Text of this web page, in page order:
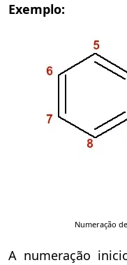
Exemplo:
Numeração
A numeração